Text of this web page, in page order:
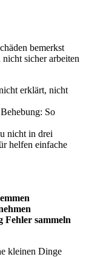
bemerkst
sicher arbeiten
erklärt, nicht
So
nicht in drei
helfen einfache
Fehler sammeln
kleinen Dinge